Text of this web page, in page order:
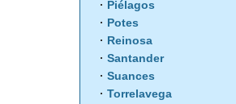
Piélagos
Potes
Reinosa
Santander
Suances
Torrelavega